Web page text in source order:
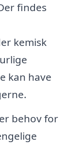
findes
kemisk
kan have
behov for